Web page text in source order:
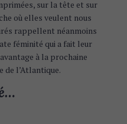
sur la tête et sur
où elles veulent nous
rappellent néanmoins
féminité qui a fait leur
à la prochaine
de l’Atlantique.